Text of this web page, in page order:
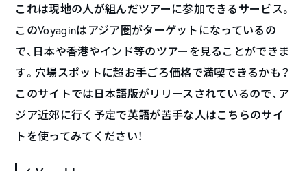
これは現地の人が組んだツアーに参加できるサービス。
このVoyaginはアジア圏がターゲットになっているの
で、日本や香港やインド等のツアーを見ることができま
す。穴場スポットに超お手ごろ価格で満喫できるかも？
このサイトでは日本語版がリリースされているので、ア
ジア近郊に行く予定で英語が苦手な人はこちらのサイ
トを使ってみてください！